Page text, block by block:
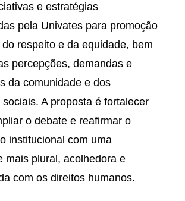
e estratégias
pela Univates para promoção
respeito e da equidade, bem
percepções, demandas e
da comunidade e dos
A proposta é fortalecer
o debate e reafirmar o
institucional com uma
mais plural, acolhedora e
com os direitos humanos.